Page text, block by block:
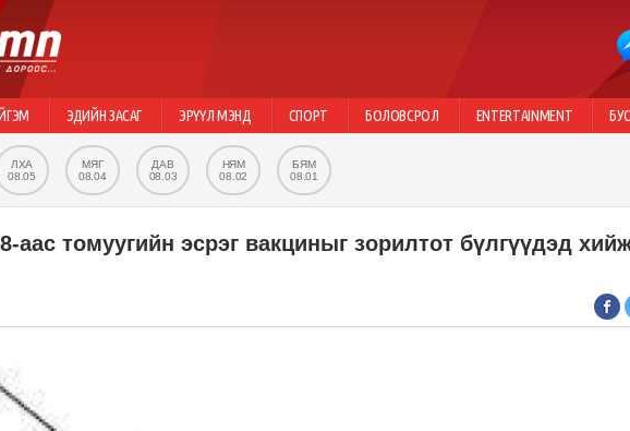
ЭДИЙН ЗАСАГ ЭРҮҮЛ МЭНД СПОРТ БОЛОВСРОЛ ENTERTAINMENT
ЛХА
08.05
МЯГ
08.04
ДАВ
08.03
НЯМ
08.02
БЯМ
08.01
аас томуугийн эсрэг вакциныг зорилтот бүлгүүдэд